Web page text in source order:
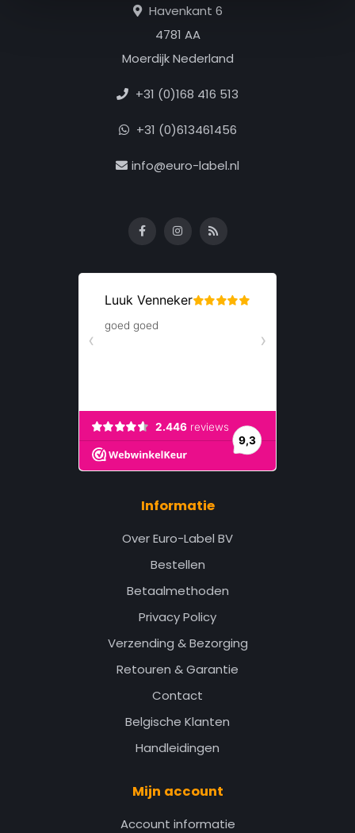
Havenkant 6
4781 AA
Moerdijk Nederland
+31 (0)168 416 513
+31 (0)613461456
info@euro-label.nl
Informatie
Over Euro-Label BV
Bestellen
Betaalmethoden
Privacy Policy
Verzending & Bezorging
Retouren & Garantie
Contact
Belgische Klanten
Handleidingen
Mijn account
Account informatie